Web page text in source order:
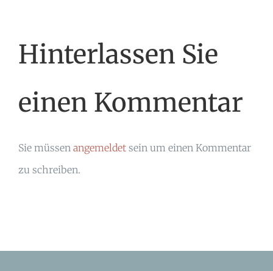
Hinterlassen Sie
einen Kommentar
Sie müssen angemeldet sein um einen Kommentar
zu schreiben.